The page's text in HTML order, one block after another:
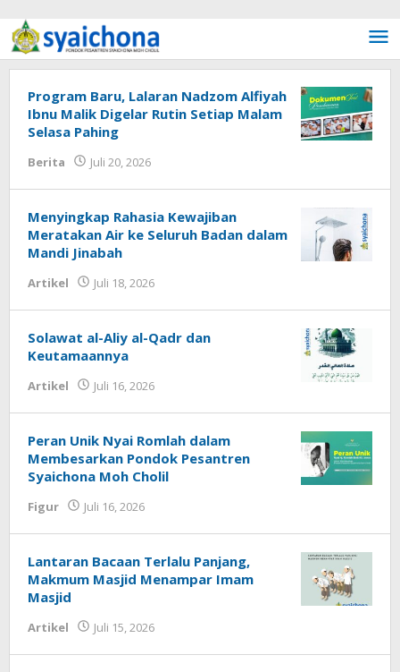
Program Baru, Lalaran Nadzom Alfiyah
Ibnu Malik Digelar Rutin Setiap Malam
Selasa Pahing
Berita Juli 20, 2026
Menyingkap Rahasia Kewajiban
Meratakan Air ke Seluruh Badan dalam
Mandi Jinabah
Artikel Juli 18, 2026
Solawat al-Aliy al-Qadr dan
Keutamaannya
Artikel Juli 16, 2026
Peran Unik Nyai Romlah dalam
Membesarkan Pondok Pesantren
Syaichona Moh Cholil
Figur Juli 16, 2026
Lantaran Bacaan Terlalu Panjang,
Makmum Masjid Menampar Imam
Masjid
Artikel Juli 15, 2026